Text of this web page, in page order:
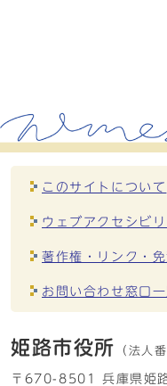
このサイトについて
ウェブアクセシビ
著作権・リンク・
お問い合わせ窓口
姫路市役所 （法人
〒670-8501 兵庫県姫